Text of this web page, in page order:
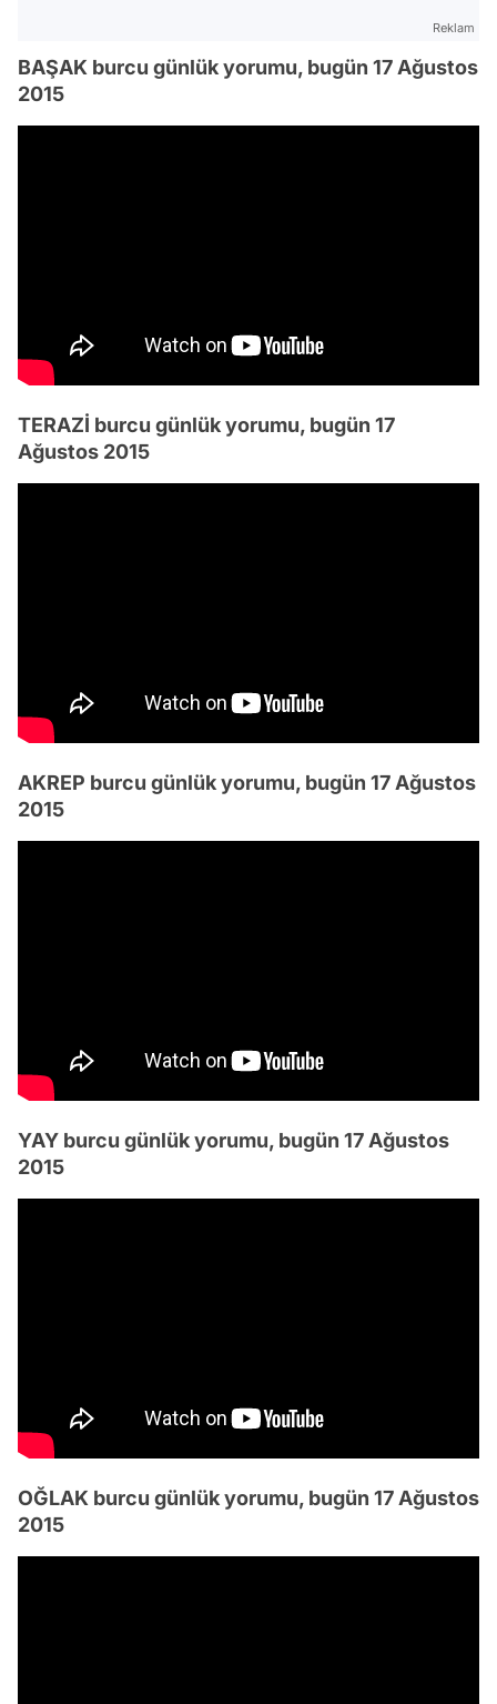
Reklam
BAŞAK burcu günlük yorumu, bugün 17 Ağustos
2015
TERAZİ burcu günlük yorumu, bugün 17
Ağustos 2015
AKREP burcu günlük yorumu, bugün 17 Ağustos
2015
YAY burcu günlük yorumu, bugün 17 Ağustos
2015
OĞLAK burcu günlük yorumu, bugün 17 Ağustos
2015